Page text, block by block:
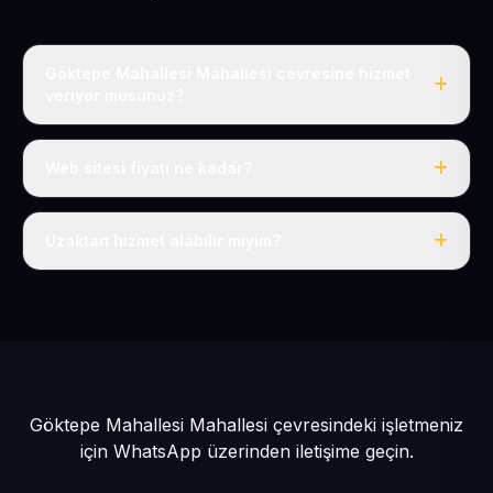
Evet, Göktepe Mahallesi dahil tüm Tomarza ve
Tek fiyat: yılda 50 USD + KDV, her şey dahil.
Göktepe Mahallesi Mahallesi çevresindeki işletmeniz
için WhatsApp üzerinden iletişime geçin.